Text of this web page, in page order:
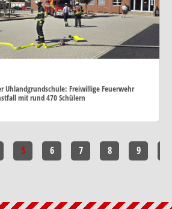
Uhlandgrundschule: Freiwillige Feuerwehr
mit rund 470 Schülern
5 6 7 8 9